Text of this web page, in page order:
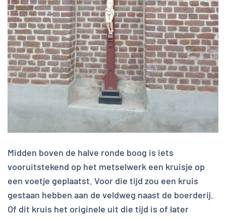
Midden boven de halve ronde boog is iets
vooruitstekend op het metselwerk een kruisje op
een voetje geplaatst. Voor die tijd zou een kruis
gestaan hebben aan de veldweg naast de boerderij.
Of dit kruis het originele uit die tijd is of later